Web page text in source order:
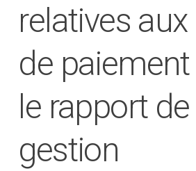
relatives
de
le rapport de
gestion